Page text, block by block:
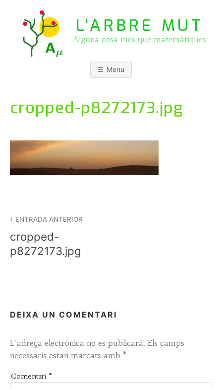
L'ARBRE MUT
Alguna cosa més que matemàtiques
Menu
cropped-p8272173.jpg
d'entrades
ENTRADA ANTERIOR
cropped-
p8272173.jpg
DEIXA UN COMENTARI
L'adreça electrònica no es publicarà. Els camps
necessaris estan marcats amb *
Comentari *